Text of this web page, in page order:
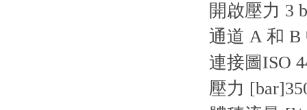
開啟壓力 3
通道 A 和 B
連接圖ISO
壓力 [bar]